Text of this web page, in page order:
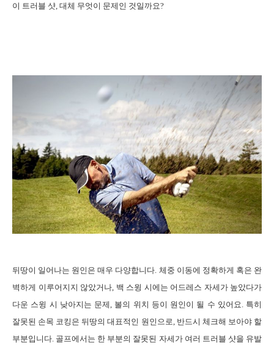
이 트러블 샷 대체 무엇이 문제인 것일까요?
뒤땅이 일어나는 원인은 매우 다양합니다. 체중 이동에 정확하게 혹은 완
벽하게 이루어지지 않았거나, 백 스윙 시에는 어드레스 자세가 높았다가
다운 스윙 시 낮아지는 문제, 볼의 위치 등이 원인이 될 수 있어요. 특히
잘못된 손목 코킹은 뒤땅의 대표적인 원인으로, 반드시 체크해 보아야 할
부분입니다. 골프에서는 한 부분의 잘못된 자세가 여러 트러블 샷을 유발